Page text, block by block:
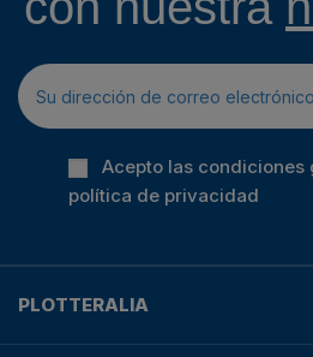
Acepto las condiciones
política de privacidad
PLOTTERALIA